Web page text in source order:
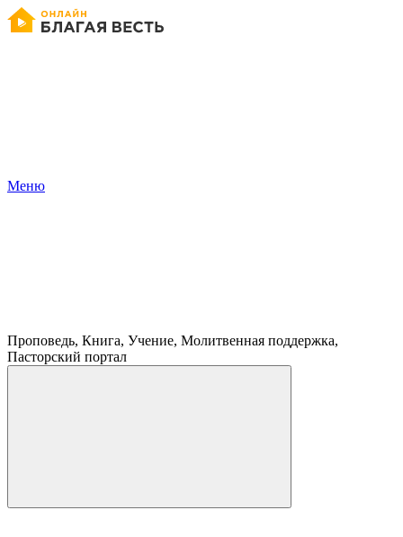
Меню
Проповедь, Книга, Учение, Молитвенная поддержка,
Пасторский портал